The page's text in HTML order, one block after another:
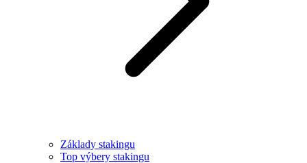
Základy stakingu
Top výbery stakingu